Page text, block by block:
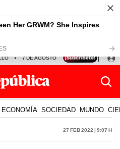
7 DE AGOSTO TINKA RESULTADOS
ECONOMÍA SOCIEDAD MUNDO
27 Feb 2022 | 9:07 h